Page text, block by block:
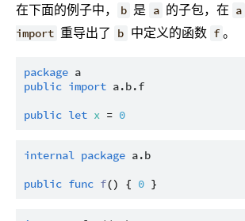
在下面的例子中，
b 是 a 的子包，在 a
import 重导出了 b 中定义的函数 f 。
package a
public import a.b.f
public let x = 0
internal package a.b
public func f() { 0